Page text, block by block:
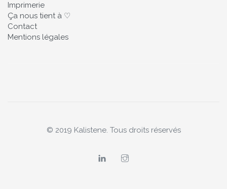
Imprimerie
Ça nous tient à ♡
Contact
Mentions légales
© 2019 Kalistene. Tous droits réservés